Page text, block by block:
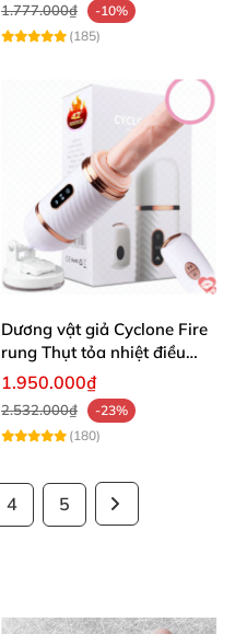
1.777.000₫
-10%
(185)
Dương vật giả Cyclone Fire
rung Thụt tỏa nhiệt điều
khiển từ xa hít tường sạc
1.950.000₫
2.532.000₫
-23%
(180)
4 5